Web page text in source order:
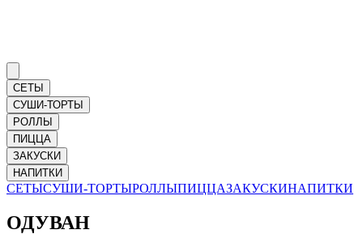
СЕТЫ
СУШИ-ТОРТЫ
РОЛЛЫ
ПИЦЦА
ЗАКУСКИ
НАПИТКИ
СЕТЫСУШИ-ТОРТЫРОЛЛЫПИЦЦАЗАКУСКИНАПИТКИ
ОДУВАН